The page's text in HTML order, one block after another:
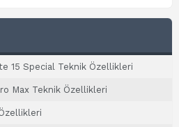
15 Special Teknik Özellikleri
Max Teknik Özellikleri